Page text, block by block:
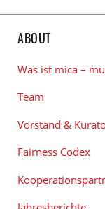
ABOUT
Was ist mica –
Team
Vorstand &
Fairness Codex